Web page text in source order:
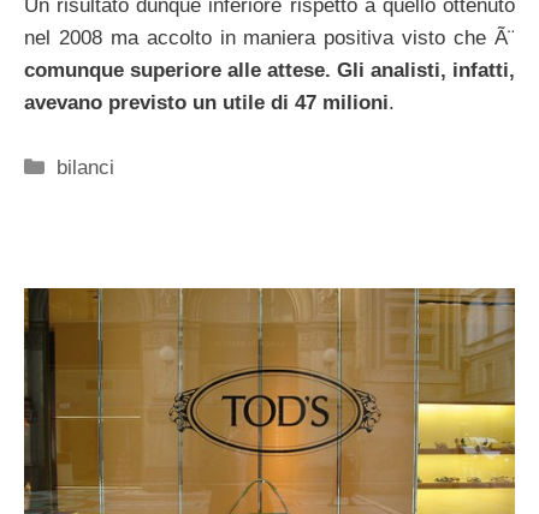
Un risultato dunque inferiore rispetto a quello ottenuto
nel 2008 ma accolto in maniera positiva visto che Ã¨
comunque superiore alle attese. Gli analisti, infatti,
avevano previsto un utile di 47 milioni.
Categorie
bilanci